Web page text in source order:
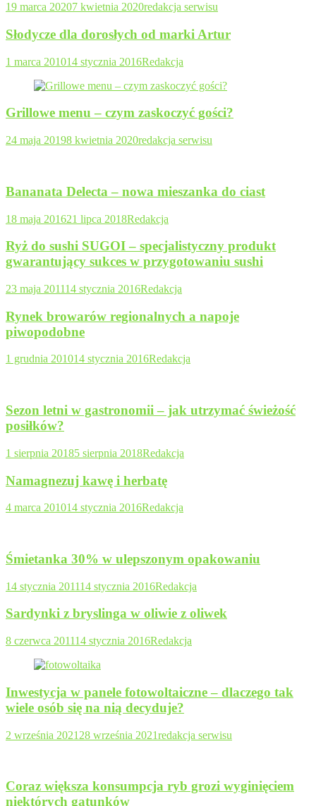
19 marca 20207 kwietnia 2020redakcja serwisu
Słodycze dla dorosłych od marki Artur
1 marca 201014 stycznia 2016Redakcja
Grillowe menu – czym zaskoczyć gości?
24 maja 20198 kwietnia 2020redakcja serwisu
Bananata Delecta – nowa mieszanka do ciast
18 maja 201621 lipca 2018Redakcja
Ryż do sushi SUGOI – specjalistyczny produkt
gwarantujący sukces w przygotowaniu sushi
23 maja 201114 stycznia 2016Redakcja
Rynek browarów regionalnych a napoje
piwopodobne
1 grudnia 201014 stycznia 2016Redakcja
Sezon letni w gastronomii – jak utrzymać świeżość
posiłków?
1 sierpnia 20185 sierpnia 2018Redakcja
Namagnezuj kawę i herbatę
4 marca 201014 stycznia 2016Redakcja
Śmietanka 30% w ulepszonym opakowaniu
14 stycznia 201114 stycznia 2016Redakcja
Sardynki z bryslinga w oliwie z oliwek
8 czerwca 201114 stycznia 2016Redakcja
Inwestycja w panele fotowoltaiczne – dlaczego tak
wiele osób się na nią decyduje?
2 września 2021 28 września 2021redakcja serwisu
Coraz większa konsumpcja ryb grozi wyginięciem
niektórych gatunków